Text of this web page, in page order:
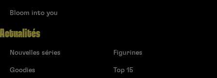
Bloom into you
Actualités
Nouvelles séries
Goodies
Figurines
Top 15